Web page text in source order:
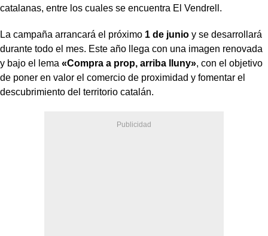
catalanas, entre los cuales se encuentra El Vendrell.
La campaña arrancará el próximo 1 de junio y se desarrollará
durante todo el mes. Este año llega con una imagen renovada
y bajo el lema «Compra a prop, arriba lluny», con el objetivo
de poner en valor el comercio de proximidad y fomentar el
descubrimiento del territorio catalán.